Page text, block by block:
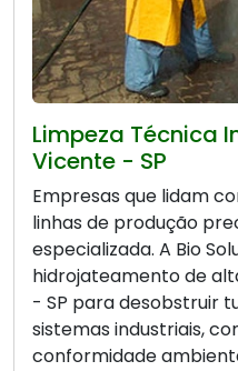
Limpeza Técnica
Vicente - SP
Empresas que lidam
linhas de produção
especializada. A Bio
hidrojateamento de
- SP para desobstruir
sistemas industriais,
conformidade